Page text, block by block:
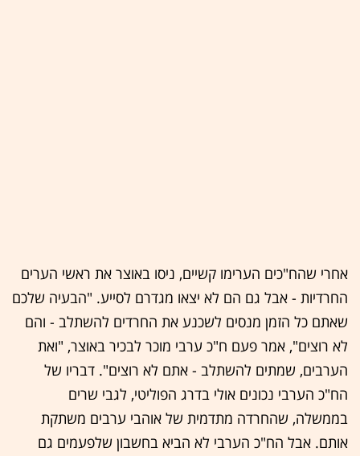
אחרי שהח"כים הערימו קשיים, ניסו באוצר את ראשי הערים
החרדיות - אבל גם הם לא יצאו מגדרם לסייע. "הבעיה שלכם
שאתם כל הזמן מנסים לשכנע את החרדים להשתלב - והם
לא רוצים", אמר פעם ח"כ ערבי מוכר לבכיר באוצר, "ואת
הערבים, שמתים להשתלב - אתם לא רוצים". דבריו של
הח"כ הערבי נכונים אולי בדרג הפוליטי, לגבי שרים
בממשלה, שהחרדה מתדמית של אוהבי ערבים משתקת
אותם. אבל הח"כ הערבי לא הביא בחשבון שלפעמים גם